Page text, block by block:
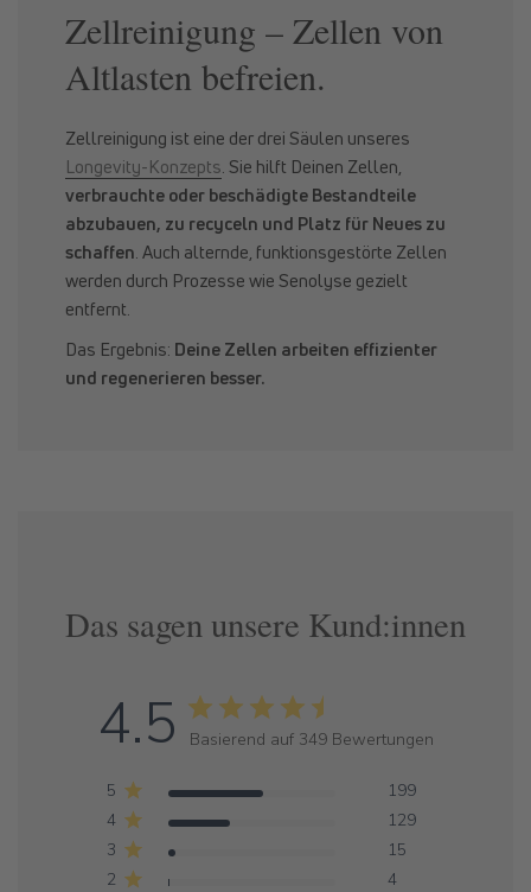
Zellreinigung – Zellen von
Altlasten befreien.
Zellreinigung ist eine der drei Säulen unseres
Longevity-Konzepts . Sie hilft Deinen Zellen,
verbrauchte oder beschädigte Bestandteile
abzubauen, zu recyceln und Platz für Neues zu
schaffen . Auch alternde, funktionsgestörte Zellen
werden durch Prozesse wie Senolyse gezielt
entfernt.
Das Ergebnis: Deine Zellen arbeiten effizienter
und regenerieren besser.
Das sagen unsere Kund:innen
4.5 Basierend auf 349 Bewertungen
5
199
4
129
3
15
2
4